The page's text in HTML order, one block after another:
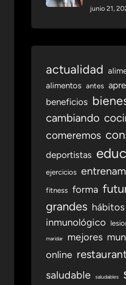
junio 21,
actualidad
alimentos antes
beneficios
cambiando
comeremos
deportistas
ejercicios
fitness forma
grandes hábitos
inmunológico
maridar mejores
online
saludable saludables